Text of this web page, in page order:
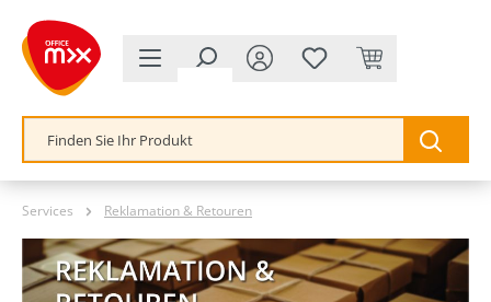
springen
Services Reklamation & Retouren